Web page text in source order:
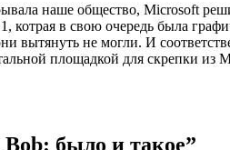
наше общество, Microsoft
котрая в свою очередь была
вытянуть не могли. И
площадкой для скрепки
было и такое”